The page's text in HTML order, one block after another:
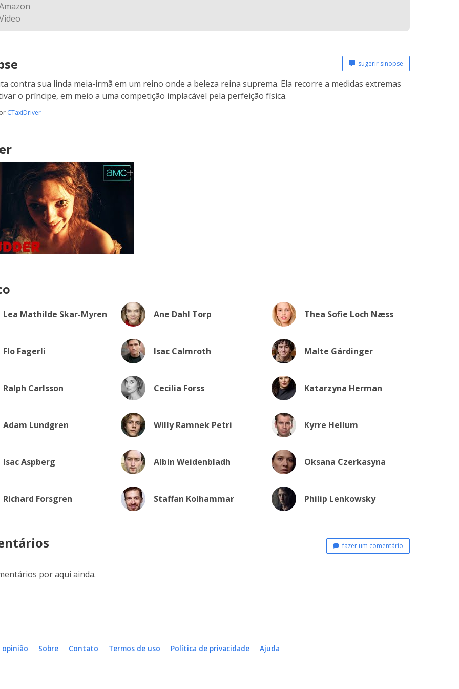
sugerir sinopse
contra sua linda meia-irmã em um reino onde a beleza reina suprema. Ela recorre a medidas extremas
o príncipe, em meio a uma competição implacável pela perfeição física.
CTaxiDriver
Lea Mathilde Skar-Myren Ane Dahl Torp Thea Sofie Loch Næss
Flo Fagerli Isac Calmroth Malte Gårdinger
Ralph Carlsson Cecilia Forss Katarzyna Herman
Adam Lundgren Willy Ramnek Petri Kyrre Hellum
Isac Aspberg Albin Weidenbladh Oksana Czerkasyna
Richard Forsgren Staffan Kolhammar Philip Lenkowsky
fazer um comentário
por aqui ainda.
opinião Sobre Contato Termos de uso Política de privacidade Ajuda